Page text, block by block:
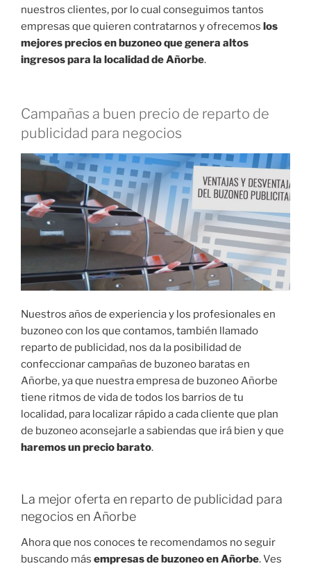
nuestros clientes, por lo cual conseguimos tantos
empresas que quieren contratarnos y ofrecemos los
mejores precios en buzoneo que genera altos
ingresos para la localidad de Añorbe.
Campañas a buen precio de reparto de
publicidad para negocios
Nuestros años de experiencia y los profesionales en
buzoneo con los que contamos, también llamado
reparto de publicidad, nos da la posibilidad de
confeccionar campañas de buzoneo baratas en
Añorbe, ya que nuestra empresa de buzoneo Añorbe
tiene ritmos de vida de todos los barrios de tu
localidad, para localizar rápido a cada cliente que plan
de buzoneo aconsejarle a sabiendas que irá bien y que
haremos un precio barato.
La mejor oferta en reparto de publicidad para
negocios en Añorbe
Ahora que nos conoces te recomendamos no seguir
buscando más empresas de buzoneo en Añorbe. Ves